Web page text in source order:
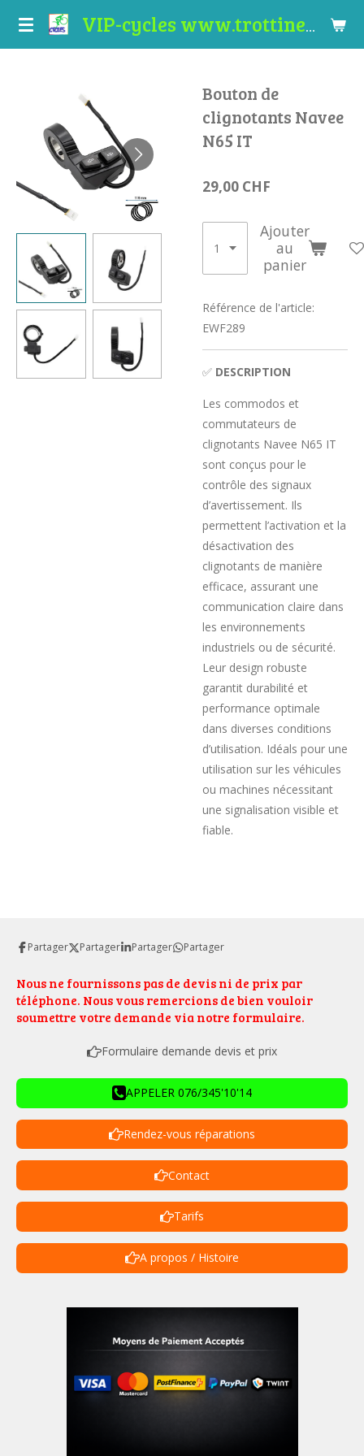
Passer
VIP-cycles www.trottinettes-valais.ch
Bouton de
clignotants Navee
N65 IT
29,00 CHF
Ajouter
au
panier
Référence de l'article:
EWF289
✅ DESCRIPTION
Les commodos et
commutateurs de
clignotants Navee N65 IT
sont conçus pour le
contrôle des signaux
d’avertissement. Ils
permettent l’activation et la
désactivation des
clignotants de manière
efficace, assurant une
communication claire dans
les environnements
industriels ou de sécurité.
Leur design robuste
garantit durabilité et
performance optimale
dans diverses conditions
d’utilisation. Idéals pour une
utilisation sur les véhicules
ou machines nécessitant
une signalisation visible et
fiable.
Partager Partager Partager Partager
Nous ne fournissons pas de devis ni de prix par
téléphone. Nous vous remercions de bien vouloir
soumettre votre demande via notre formulaire.
Formulaire demande devis et prix
APPELER 076/345'10'14
Rendez-vous réparations
Contact
Tarifs
A propos / Histoire